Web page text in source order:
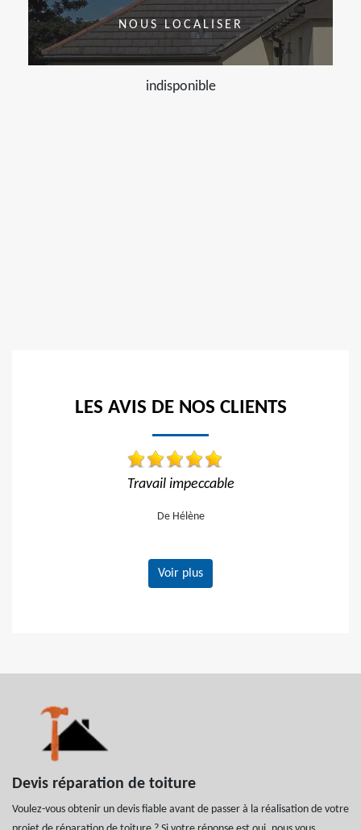
NOUS LOCALISER
indisponible
LES AVIS DE NOS CLIENTS
Réactif et efficace, je recommande !!
De Ornella
Voir plus
Devis réparation de toiture
Voulez-vous obtenir un devis fiable avant de passer à la réalisation de votre